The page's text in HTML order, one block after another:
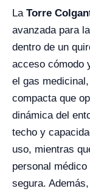
La Torre
avanzada para
dentro de un
acceso cómodo
el gas
compacta que
dinámica del
techo y
uso, mientras
personal
segura.